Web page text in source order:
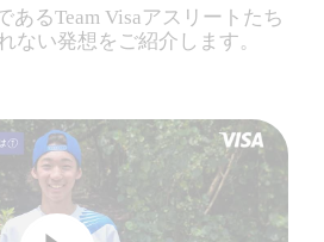
あるTeam Visaアスリートたち
ない発想をご紹介します。